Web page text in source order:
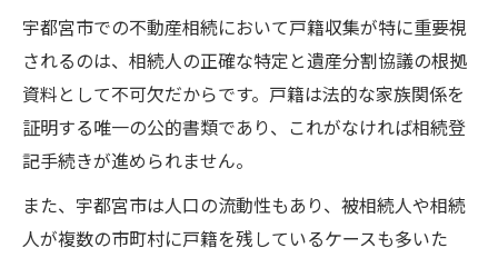
宇都宮市での不動産相続において戸籍収集が特に重要視
されるのは、相続人の正確な特定と遺産分割協議の根拠
資料として不可欠だからです。戸籍は法的な家族関係を
証明する唯一の公的書類であり、これがなければ相続登
記手続きが進められません。
また、宇都宮市は人口の流動性もあり、被相続人や相続
人が複数の市町村に戸籍を残しているケースも多いた